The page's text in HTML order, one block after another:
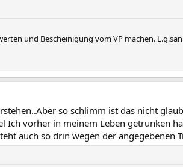
und Bescheinigung vom VP machen.
so schlimm ist das nicht
vorher in meinem Leben getrunken
auch so drin wegen der angegebenen